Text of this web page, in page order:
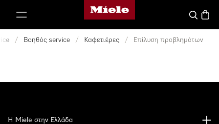
Αρχική σελίδα της Miele
/ Βοηθός service / Καφετιέρες / Επίλυση προβλημάτων
Η Miele στην Ελλάδα